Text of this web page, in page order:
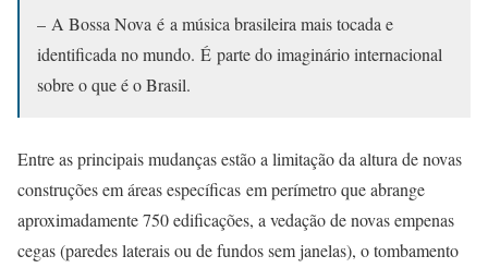
– A Bossa Nova é a música brasileira mais tocada e
identificada no mundo. É parte do imaginário internacional
sobre o que é o Brasil.
Entre as principais mudanças estão a limitação da altura de novas
construções em áreas específicas em perímetro que abrange
aproximadamente 750 edificações, a vedação de novas empenas
cegas (paredes laterais ou de fundos sem janelas), o tombamento